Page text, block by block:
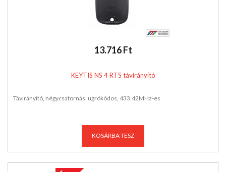
13.716 Ft
KEYTIS NS 4 RTS távirányító
Távirányító, négycsatornás, ugrókódos, 433.42MHz-es
KOSÁRBA TESZ